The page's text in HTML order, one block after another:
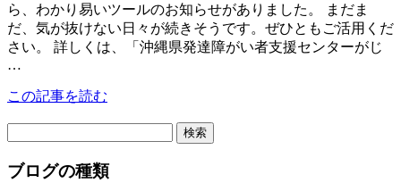
ら、わかり易いツールのお知らせがありました。 まだま
だ、気が抜けない日々が続きそうです。ぜひともご活用くだ
さい。 詳しくは、「沖縄県発達障がい者支援センターがじ
…
この記事を読む
ブログの種類